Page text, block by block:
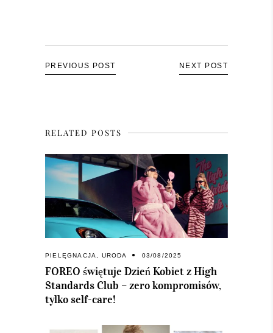
PREVIOUS POST NEXT POST
RELATED POSTS
PIELĘGNACJA URODA 03/08/2025
FOREO świętuje Dzień Kobiet z High
Standards Club – zero kompromisów,
tylko self-care!